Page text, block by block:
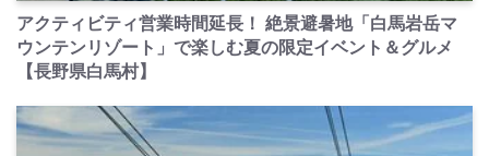
アクティビティ営業時間延長！ 絶景避暑地「白馬岩岳マ
ウンテンリゾート」で楽しむ夏の限定イベント＆グルメ
【長野県白馬村】